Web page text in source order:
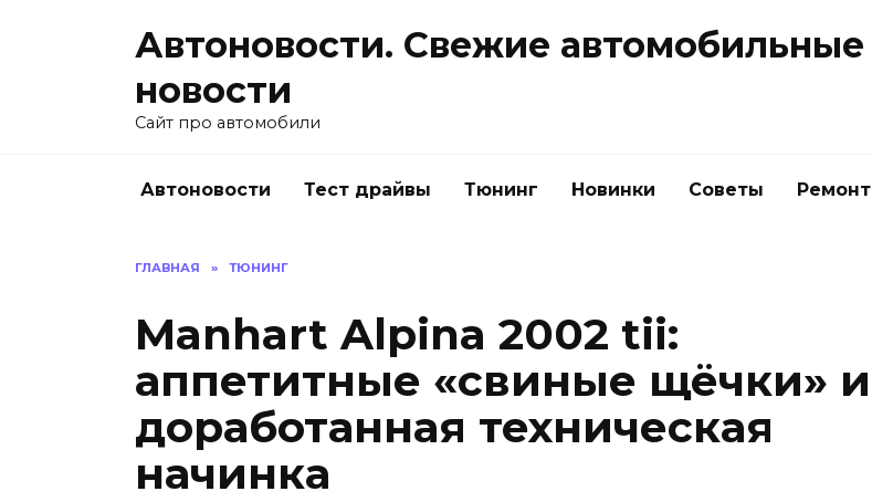
Автоновости. Свежие автомобильные
новости
Сайт про автомобили
Автоновости Тест драйвы Тюнинг Новинки Советы Ремонт
ГЛАВНАЯ » ТЮНИНГ
Manhart Alpina 2002 tii:
аппетитные «свиные щёчки» и
доработанная техническая
начинка